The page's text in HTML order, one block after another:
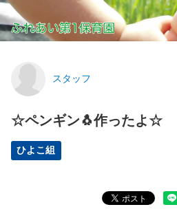
スタッフ
☆ペンギン🐧作ったよ☆
ひよこ組